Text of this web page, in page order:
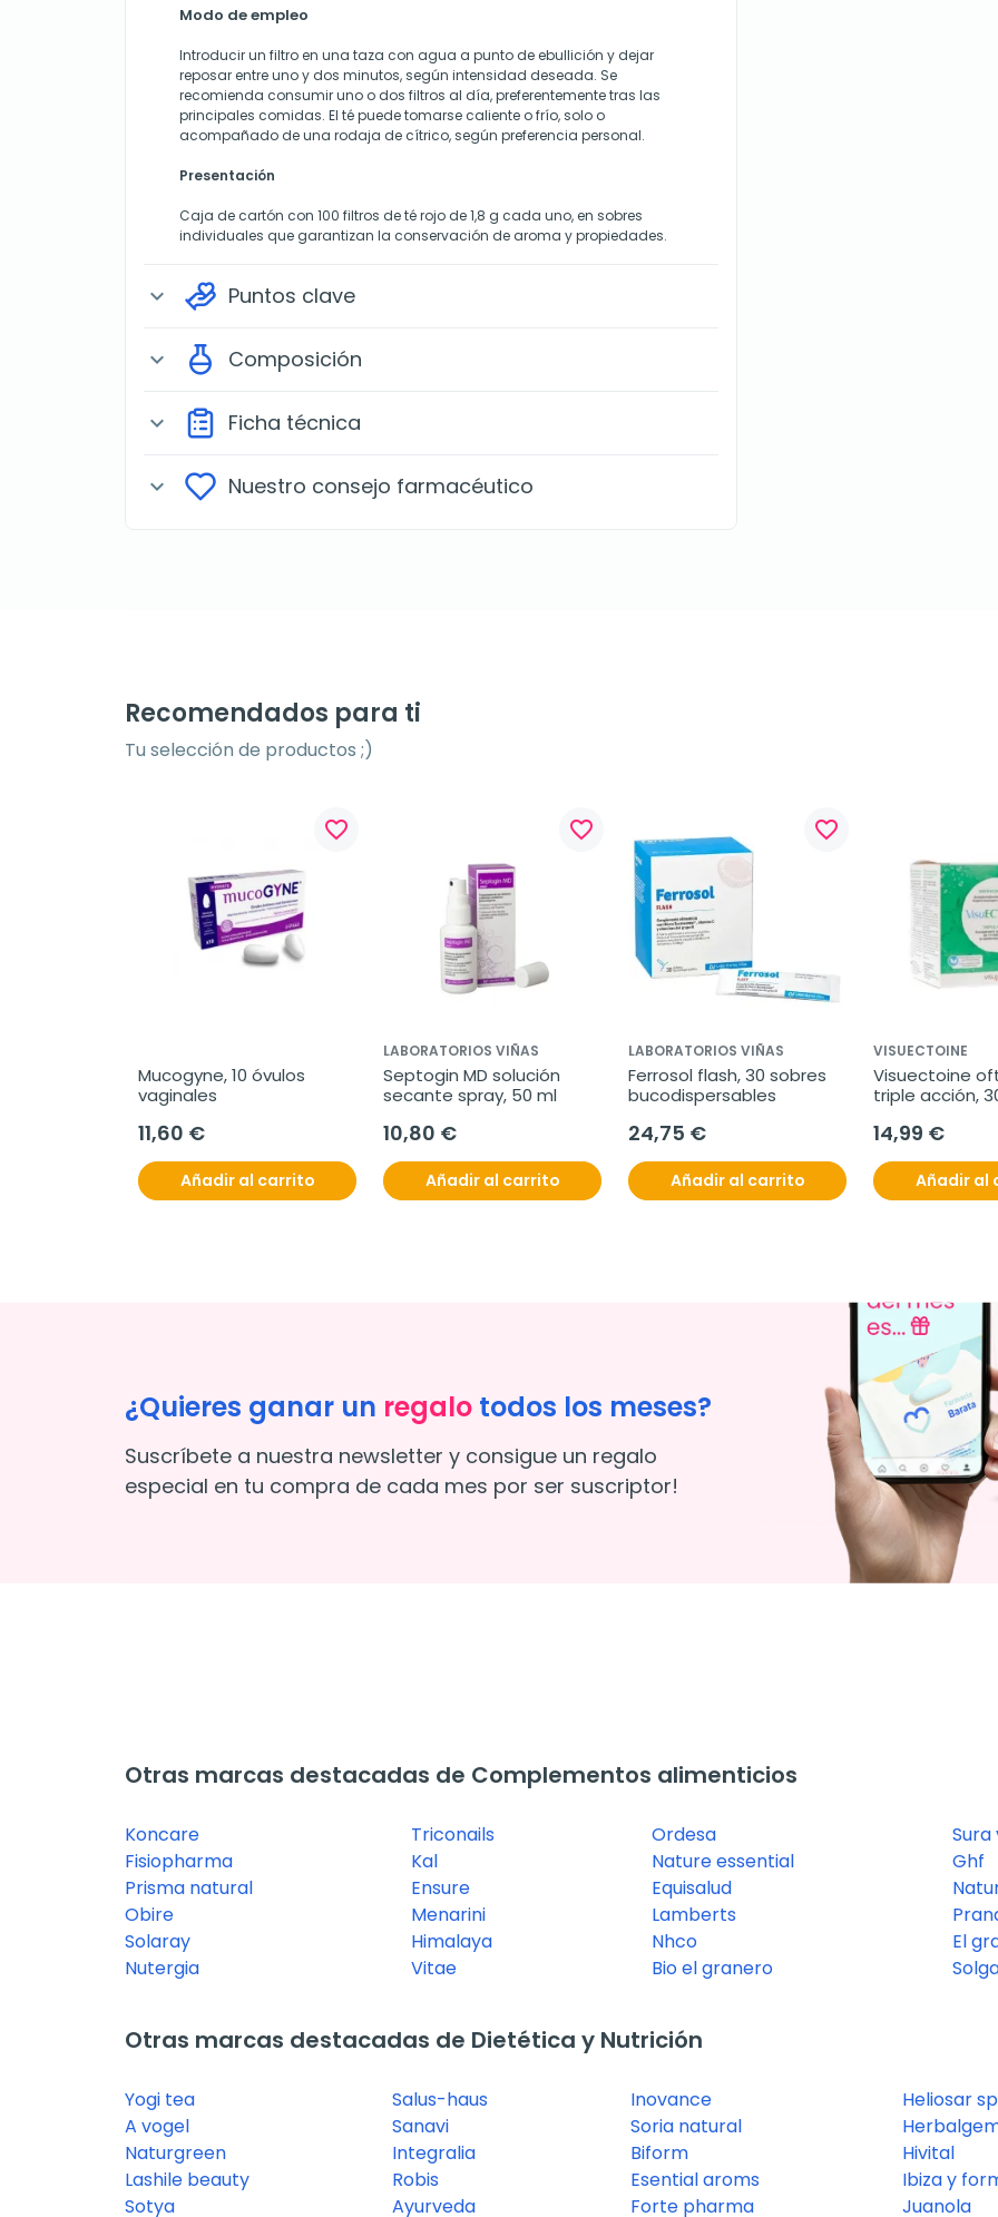
Modo de empleo
Introducir un filtro en una taza con agua a punto de ebullición y dejar
reposar entre uno y dos minutos, según intensidad deseada. Se
recomienda consumir uno o dos filtros al día, preferentemente tras las
principales comidas. El té puede tomarse caliente o frío, solo o
acompañado de una rodaja de cítrico, según preferencia personal.
Presentación
Caja de cartón con 100 filtros de té rojo de 1,8 g cada uno, en sobres
individuales que garantizan la conservación de aroma y propiedades.
expand_more Puntos clave
expand_more Composición
expand_more Ficha técnica
expand_more Nuestro consejo farmacéutico
Recomendados para ti
Tu selección de productos ;)
favorite_border
Mucogyne, 10 óvulos
vaginales
11,60 €
Añadir al carrito
favorite_border
LABORATORIOS VIÑAS
Septogin MD solución
secante spray, 50 ml
10,80 €
Añadir al carrito
favorite_border
LABORATORIOS VIÑAS
Ferrosol flash, 30 sobres
bucodispersables
24,75 €
Añadir al carrito
VISUECTOINE
Visuectoine
triple acción,
14,99 €
Añadir al
¿Quieres ganar un regalo todos los meses?
Suscríbete a nuestra newsletter y consigue un regalo
especial en tu compra de cada mes por ser suscriptor!
Otras marcas destacadas de Complementos alimenticios
Koncare
Fisiopharma
Prisma natural
Obire
Solaray
Nutergia
Triconails
Kal
Ensure
Menarini
Himalaya
Vitae
Ordesa
Nature essential
Equisalud
Lamberts
Nhco
Bio el granero
Sura
Ghf
El
Otras marcas destacadas de Dietética y Nutrición
Yogi tea
A vogel
Naturgreen
Lashile beauty
Sotya
Salus-haus
Sanavi
Integralia
Robis
Ayurveda
Inovance
Soria natural
Biform
Esential aroms
Forte pharma
Heliosar
Hivital
Ibiza y
Juanola